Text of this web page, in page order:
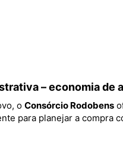
– economia de
o Consórcio Rodobens
para planejar a compra